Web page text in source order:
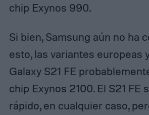
chip Exynos 990.
Si bien, Samsung aún no ha
esto, las variantes europeas
Galaxy S21 FE
chip Exynos 2100. El S21 FE
rápido, en cualquier caso,